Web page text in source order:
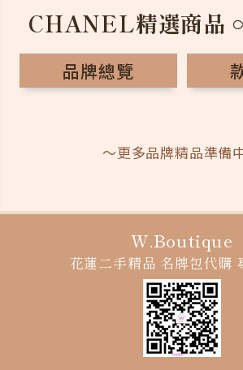
CHANEL精選商品
品牌總覽
～更多品牌精品準備
W.Boutique
花蓮二手精品 名牌包代購